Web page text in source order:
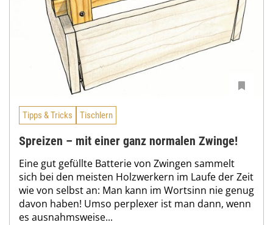
Tipps & Tricks Tischlern
Spreizen – mit einer ganz normalen Zwinge!
Eine gut gefüllte Batterie von Zwingen sammelt
sich bei den meisten Holzwerkern im Laufe der Zeit
wie von selbst an: Man kann im Wortsinn nie genug
davon haben! Umso perplexer ist man dann, wenn
es ausnahmsweise...